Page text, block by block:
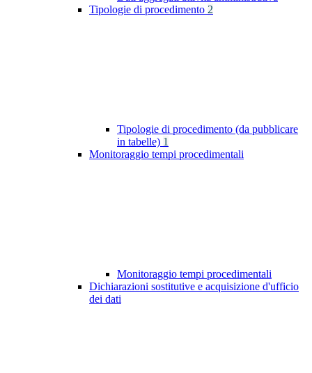
Tipologie di procedimento 2
Tipologie di procedimento (da pubblicare
in tabelle) 1
Monitoraggio tempi procedimentali
Monitoraggio tempi procedimentali
Dichiarazioni sostitutive e acquisizione d'ufficio
dei dati